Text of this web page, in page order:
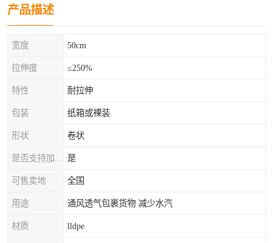
产品描述
宽度 50cm
拉伸度 ≤250%
特性 耐拉伸
包装 纸箱或裸装
形状 卷状
是
可售卖地 全国
用途 通风透气包裹货物 减少水汽
材质 lldpe